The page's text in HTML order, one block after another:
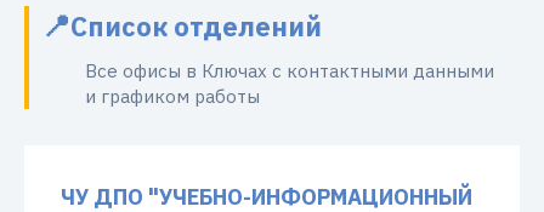
Список отделений
Все офисы в Ключах с контактными данными
и графиком работы
ЧУ ДПО "УЧЕБНО-ИНФОРМАЦИОННЫЙ